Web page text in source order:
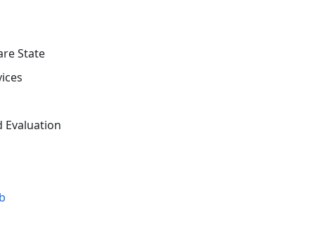
State
Evaluation